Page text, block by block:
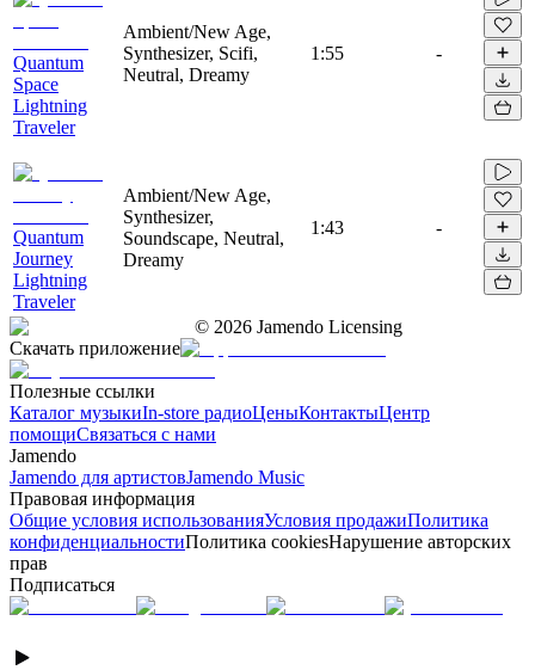
Quantum
Space
Lightning
Traveler
Ambient/New Age,
Synthesizer, Scifi,
Neutral, Dreamy
1:55 -
Quantum
Journey
Lightning
Traveler
Ambient/New Age,
Synthesizer,
Soundscape, Neutral,
Dreamy
1:43 -
© 2026 Jamendo Licensing
Скачать приложение
Полезные ссылки
Каталог музыкиIn-store радиоЦеныКонтактыЦентр
помощиСвязаться с нами
Jamendo
Jamendo для артистовJamendo Music
Правовая информация
Общие условия использованияУсловия продажиПолитика
конфиденциальностиПолитика cookiesНарушение авторских
прав
Подписаться